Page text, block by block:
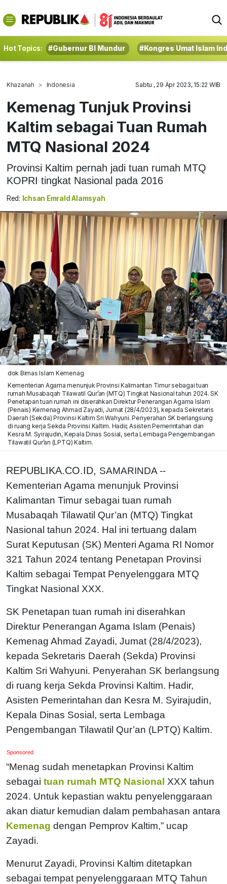
Hot Topics: #Gubernur BI Mundur #Kongres Umat Islam
Khazanah Indonesia Sabtu , 29 Apr 2023, 15:22 WIB
Kemenag Tunjuk Provinsi
Kaltim sebagai Tuan Rumah
MTQ Nasional 2024
Provinsi Kaltim pernah jadi tuan rumah MTQ
KOPRI tingkat Nasional pada 2016
Red: Ichsan Emrald Alamsyah
dok Bimas Islam Kemenag
Kementerian Agama menunjuk Provinsi Kalimantan Timur sebagai tuan
rumah Musabaqah Tilawatil Qur’an (MTQ) Tingkat Nasional tahun 2024. SK
Penetapan tuan rumah ini diserahkan Direktur Penerangan Agama Islam
(Penais) Kemenag Ahmad Zayadi, Jumat (28/4/2023), kepada Sekretaris
Daerah (Sekda) Provinsi Kaltim Sri Wahyuni. Penyerahan SK berlangsung
di ruang kerja Sekda Provinsi Kaltim. Hadir, Asisten Pemerintahan dan
Kesra M. Syirajudin, Kepala Dinas Sosial, serta Lembaga Pengembangan
Tilawatil Qur’an (LPTQ) Kaltim.
REPUBLIKA.CO.ID, SAMARINDA --
Kementerian Agama menunjuk Provinsi
Kalimantan Timur sebagai tuan rumah
Musabaqah Tilawatil Qur’an (MTQ) Tingkat
Nasional tahun 2024. Hal ini tertuang dalam
Surat Keputusan (SK) Menteri Agama RI Nomor
321 Tahun 2024 tentang Penetapan Provinsi
Kaltim sebagai Tempat Penyelenggara MTQ
Tingkat Nasional XXX.
SK Penetapan tuan rumah ini diserahkan
Direktur Penerangan Agama Islam (Penais)
Kemenag Ahmad Zayadi, Jumat (28/4/2023),
kepada Sekretaris Daerah (Sekda) Provinsi
Kaltim Sri Wahyuni. Penyerahan SK berlangsung
di ruang kerja Sekda Provinsi Kaltim. Hadir,
Asisten Pemerintahan dan Kesra M. Syirajudin,
Kepala Dinas Sosial, serta Lembaga
Pengembangan Tilawatil Qur’an (LPTQ) Kaltim.
Sponsored
“Menag sudah menetapkan Provinsi Kaltim
sebagai tuan rumah MTQ Nasional XXX tahun
2024. Untuk kepastian waktu penyelenggaraan
akan diatur kemudian dalam pembahasan antara
Kemenag dengan Pemprov Kaltim,” ucap
Zayadi.
Menurut Zayadi, Provinsi Kaltim ditetapkan
sebagai tempat penyelenggaraan MTQ Tahun